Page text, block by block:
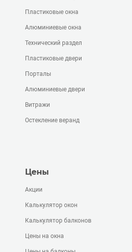
Пластиковые окна
Алюминиевые окна
Технический раздел
Пластиковые двери
Порталы
Алюминиевые двери
Витражи
Остекление веранд
Цены
Акции
Калькулятор окон
Калькулятор балконов
Цены на окна